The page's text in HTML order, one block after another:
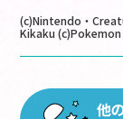
(c)Nintendo・
Kikaku (c)Pokemon